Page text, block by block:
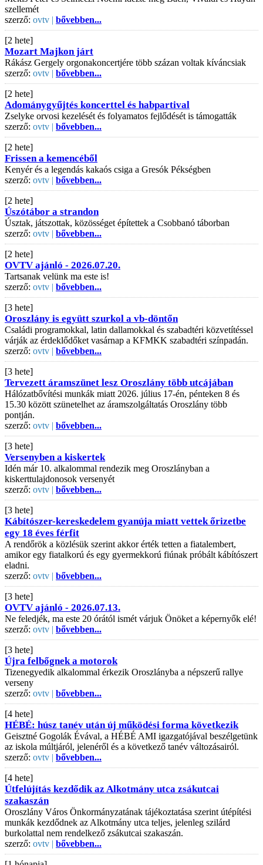
szellemét
szerző: ovtv | bővebben...
[2 hete]
Mozart Majkon járt
Rákász Gergely orgonakoncertjére több százan voltak kíváncsiak
szerző: ovtv | bővebben...
[2 hete]
Adománygyűjtés koncerttel és habpartival
Zselyke orvosi kezelését és folyamatos fejlődését is támogatták
szerző: ovtv | bővebben...
[2 hete]
Frissen a kemencéből
Kenyér és a legendás kakaós csiga a Gresók Pékségben
szerző: ovtv | bővebben...
[2 hete]
Úszótábor a strandon
Úsztak, játszottak, közösséget építettek a Csobbanó táborban
szerző: ovtv | bővebben...
[2 hete]
OVTV ajánló - 2026.07.20.
Tartsanak velünk ma este is!
szerző: ovtv | bővebben...
[3 hete]
Oroszlány is együtt szurkol a vb-döntőn
Családi programokkal, latin dallamokkal és szabadtéri közvetítéssel
várják az érdeklődőket vasárnap a KFMKK szabadtéri színpadán.
szerző: ovtv | bővebben...
[3 hete]
Tervezett áramszünet lesz Oroszlány több utcájában
Hálózatbővítési munkák miatt 2026. július 17-én, pénteken 8 és
15.30 között szünetelhet az áramszolgáltatás Oroszlány több
pontján.
szerző: ovtv | bővebben...
[3 hete]
Versenyben a kiskertek
Idén már 10. alkalommal rendezik meg Oroszlányban a
kiskerttulajdonosok versenyét
szerző: ovtv | bővebben...
[3 hete]
Kábítószer-kereskedelem gyanúja miatt vettek őrizetbe
egy 18 éves férfit
A rendőrök a közlésük szerint akkor érték tetten a fiatalembert,
amikor egy fiatalkorú és egy gyermekkorú fiúnak próbált kábítószert
eladni.
szerző: ovtv | bővebben...
[3 hete]
OVTV ajánló - 2026.07.13.
Ne feledjék, ma este 20 órától ismét várjuk Önöket a képernyők elé!
szerző: ovtv | bővebben...
[3 hete]
Újra felbőgnek a motorok
Tizenegyedik alkalommal érkezik Oroszlányba a népszerű rallye
verseny
szerző: ovtv | bővebben...
[4 hete]
HÉBÉ: húsz tanév után új működési forma következik
Geisztné Gogolák Évával, a HÉBÉ AMI igazgatójával beszélgetünk
az iskola múltjáról, jelenéről és a következő tanév változásairól.
szerző: ovtv | bővebben...
[4 hete]
Útfelújítás kezdődik az Alkotmány utca zsákutcai
szakaszán
Oroszlány Város Önkormányzatának tájékoztatása szerint útépítési
munkák kezdődnek az Alkotmány utca teljes, jelenleg szilárd
burkolattal nem rendelkező zsákutcai szakaszán.
szerző: ovtv | bővebben...